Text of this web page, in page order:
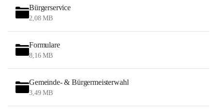
Bürgerservice
2,08 MB
Formulare
8,16 MB
Gemeinde- & Bürgermeisterwahl
3,49 MB